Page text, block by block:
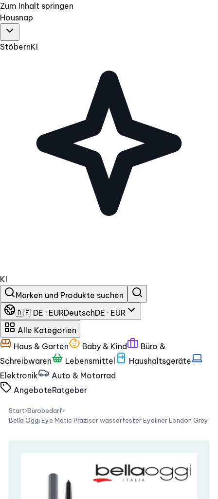
Zum Inhalt springen
Housnap
StöbernKI
KI
Marken und Produkte suchen
🇩🇪 DE · EURDeutschDE · EUR
Alle Kategorien
Haus & Garten
Baby & Kind
Büro &
Schreibwaren
Lebensmittel
Haushaltsgeräte
Elektronik
Auto & Motorrad
AngeboteRatgeber
Start›Bürobedarf›
Bella Oggi Eye Matic Präziser wasserfester Eyeliner London Grey